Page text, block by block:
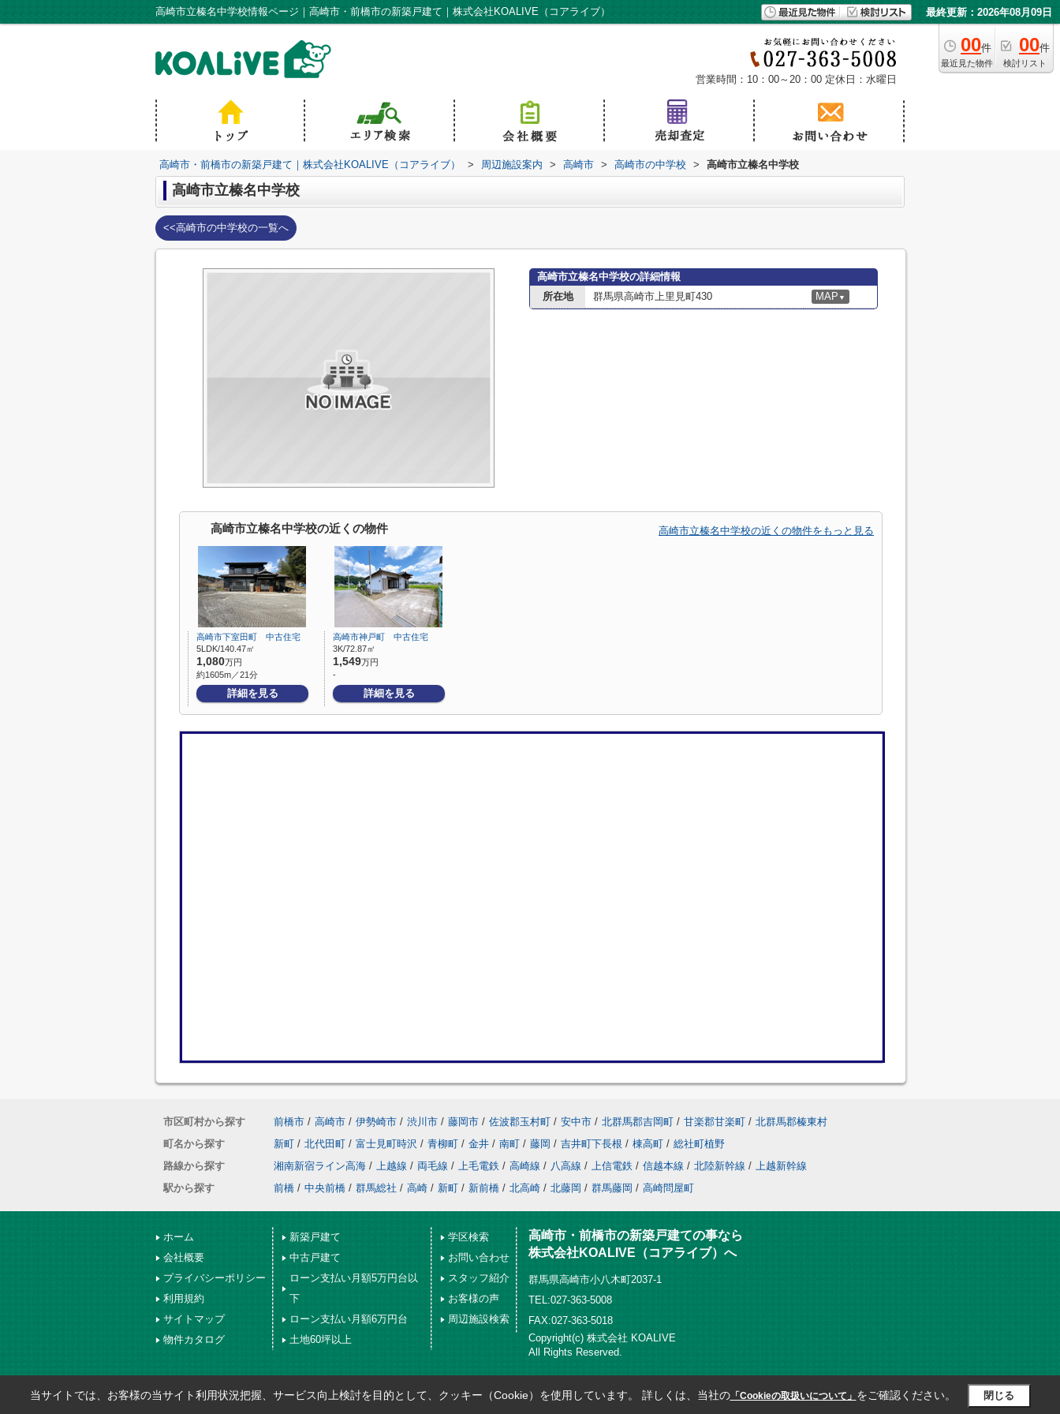
高崎市立榛名中学校情報ページ｜高崎市・前橋市の新築戸建て｜株式会社KOALIVE（コアライブ） 最終更新：2026年08月09日
00件
最近見た物件
00件
検討リスト
営業時間：10：00～20：00 定休日：水曜日
高崎市・前橋市の新築戸建て｜株式会社KOALIVE（コアライブ） > 周辺施設案内 > 高崎市 > 高崎市の中学校 > 高崎市立榛名中学校
高崎市立榛名中学校
<<高崎市の中学校の一覧へ
高崎市立榛名中学校の詳細情報
所在地
群馬県高崎市上里見町430 MAP ▼
高崎市立榛名中学校の近くの物件 高崎市立榛名中学校の近くの物件をもっと見る
高崎市下室田町 中古住宅
5LDK/140.47㎡
1,080万円
約1605m／21分
詳細を見る
高崎市神戸町 中古住宅
3K/72.87㎡
1,549万円
-
詳細を見る
市区町村から探す 前橋市 / 高崎市 / 伊勢崎市 / 渋川市 / 藤岡市 / 佐波郡玉村町 / 安中市 / 北群馬郡吉岡町 / 甘楽郡甘楽町 / 北群馬郡榛東村
町名から探す
新町 / 北代田町 / 富士見町時沢 / 青柳町 / 金井 / 南町 / 藤岡 / 吉井町下長根 / 棟高町 / 総社町植野
路線から探す
湘南新宿ライン高海 / 上越線 / 両毛線 / 上毛電鉄 / 高崎線 / 八高線 / 上信電鉄 / 信越本線 / 北陸新幹線 / 上越新幹線
駅から探す
前橋 / 中央前橋 / 群馬総社 / 高崎 / 新町 / 新前橋 / 北高崎 / 北藤岡 / 群馬藤岡 / 高崎問屋町
ホーム
会社概要
プライバシーポリシー
利用規約
サイトマップ
物件カタログ
新築戸建て
中古戸建て
ローン支払い月額5万円台以
下
ローン支払い月額6万円台
土地60坪以上
学区検索
お問い合わせ
スタッフ紹介
お客様の声
周辺施設検索
高崎市・前橋市の新築戸建ての事なら
株式会社KOALIVE（コアライブ）へ
群馬県高崎市小八木町2037-1
TEL:027-363-5008
FAX:027-363-5018
Copyright(c) 株式会社 KOALIVE
All Rights Reserved.
当サイトでは、お客様の当サイト利用状況把握、サービス向上検討を目的として、クッキー（Cookie）を使用しています。 詳しくは、当社の「Cookieの取扱いについて」 をご確認ください。 閉じる